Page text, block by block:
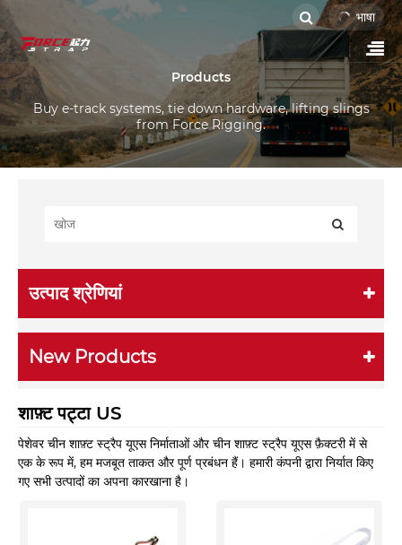
भाषा
Products
Buy e-track systems, tie down hardware, lifting slings
from Force Rigging.
उत्पाद श्रेणियां
New Products
शाफ़्ट पट्टा US
पेशेवर चीन शाफ़्ट स्ट्रैप यूएस निर्माताओं और चीन शाफ़्ट स्ट्रैप यूएस फ़ैक्टरी में से
एक के रूप में, हम मजबूत ताकत और पूर्ण प्रबंधन हैं। हमारी कंपनी द्वारा निर्यात किए
गए सभी उत्पादों का अपना कारखाना है।